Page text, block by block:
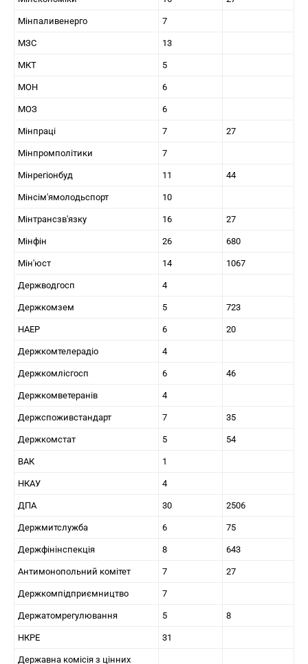
Мінпаливенерго 7
МЗС 13
МКТ 5
МОН 6
МОЗ 6
Мінпраці 7 27
Мінпромполітики 7
Мінрегіонбуд 11 44
Мінсім'ямолодьспорт 10
Мінтрансзв'язку 16 27
Мінфін 26 680
Мін'юст 14 1067
Держводгосп 4
Держкомзем 5 723
НАЕР 6 20
Держкомтелерадіо 4
Держкомлісгосп 6 46
Держкомветеранів 4
Держспоживстандарт 7 35
Держкомстат 5 54
ВАК 1
НКАУ 4
ДПА 30 2506
Держмитслужба 6 75
Держфінінспекція 8 643
Антимонопольний комітет 7 27
Держкомпідприємництво 7
Держатомрегулювання 5 8
НКРЕ 31
Державна комісія з цінних